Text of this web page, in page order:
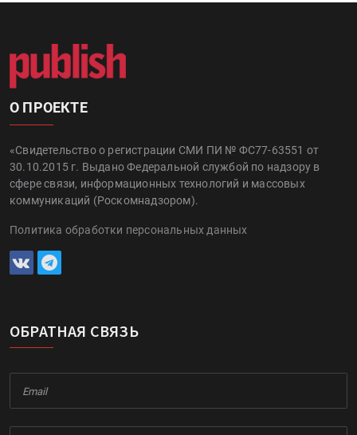
О ПРОЕКТЕ
«Свидетельство о регистрации СМИ ПИ № ФС77-63551 от
30.10.2015 г. Выдано Федеральной службой по надзору в
сфере связи, информационных технологий и массовых
коммуникаций (Роскомнадзором).
Политика обработки персональных данных
ОБРАТНАЯ СВЯЗЬ